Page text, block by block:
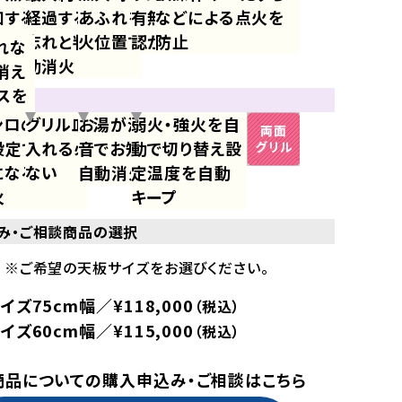
知
・
自
ると自動
経過すると消し
忘れと判断し自
動消火
あふれを抑え中
火位置で点火
有無で点火確
認ができる
などによる点火を
防止
な
え
を
ッ
き
を
ト
の時間
でき、時
ると自動
グリル皿に水を
入れる必要が
ない
お湯が沸いたら
音でお知らせし
自動消火
弱火・強火を自
動で切り替え設
定温度を自動
キープ
・ご相談商品の選択
※ご希望の天板サイズをお選びください。
ズ75cm幅／¥118,000 （税込）
ズ60cm幅／¥115,000 （税込）
についての購入申込み・ご相談はこちら